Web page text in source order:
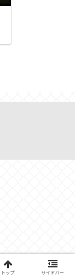
トップ サイドバー